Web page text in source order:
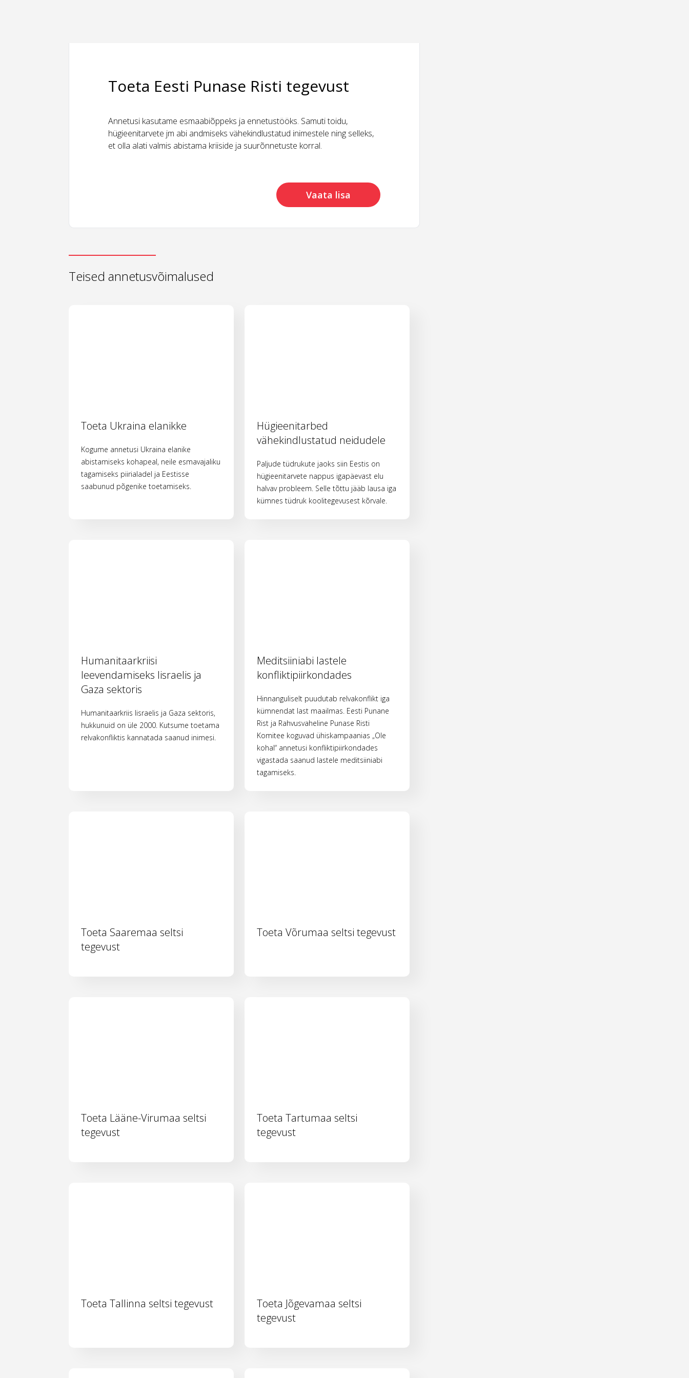
Toeta Eesti Punase Risti tegevust
Annetusi kasutame esmaabiõppeks ja ennetustööks. Samuti toidu,
hügieenitarvete jm abi andmiseks vähekindlustatud inimestele ning selleks,
et olla alati valmis abistama kriiside ja suurõnnetuste korral.
Vaata lisa
Teised annetusvõimalused
Toeta Ukraina elanikke
Kogume annetusi Ukraina elanike
abistamiseks kohapeal, neile esmavajaliku
tagamiseks piirialadel ja Eestisse
saabunud põgenike toetamiseks.
Hügieenitarbed
vähekindlustatud neidudele
Paljude tüdrukute jaoks siin Eestis on
hügieenitarvete nappus igapäevast elu
halvav probleem. Selle tõttu jääb lausa iga
kümnes tüdruk koolitegevusest kõrvale.
Humanitaarkriisi
leevendamiseks Iisraelis ja
Gaza sektoris
Humanitaarkriis Iisraelis ja Gaza sektoris,
hukkunuid on üle 2000. Kutsume toetama
relvakonfliktis kannatada saanud inimesi.
Meditsiiniabi lastele
konfliktipiirkondades
Hinnanguliselt puudutab relvakonflikt iga
kümnendat last maailmas. Eesti Punane
Rist ja Rahvusvaheline Punase Risti
Komitee koguvad ühiskampaanias „Ole
kohal“ annetusi konfliktipiirkondades
vigastada saanud lastele meditsiiniabi
tagamiseks.
Toeta Saaremaa seltsi
tegevust
Toeta Võrumaa seltsi tegevust
Toeta Lääne-Virumaa seltsi
tegevust
Toeta Tartumaa seltsi
tegevust
Toeta Tallinna seltsi tegevust
Toeta Jõgevamaa seltsi
tegevust